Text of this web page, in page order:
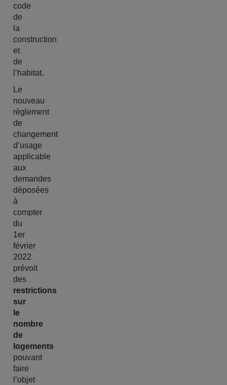
code
de
la
construction
et
de
l’habitat.
Le
nouveau
règlement
de
changement
d’usage
applicable
aux
demandes
déposées
à
compter
du
1er
février
2022
prévoit
des
restrictions
sur
le
nombre
de
logements
pouvant
faire
l’objet